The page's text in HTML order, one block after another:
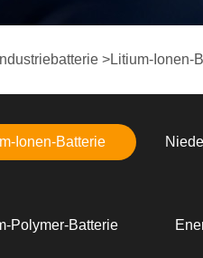
Industriebatterie >Litium-Ionen-
Ionen-Batterie
Polymer-Batterie